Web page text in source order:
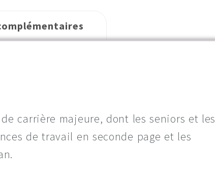
carrière majeure, dont les seniors et les
de travail en seconde page et les